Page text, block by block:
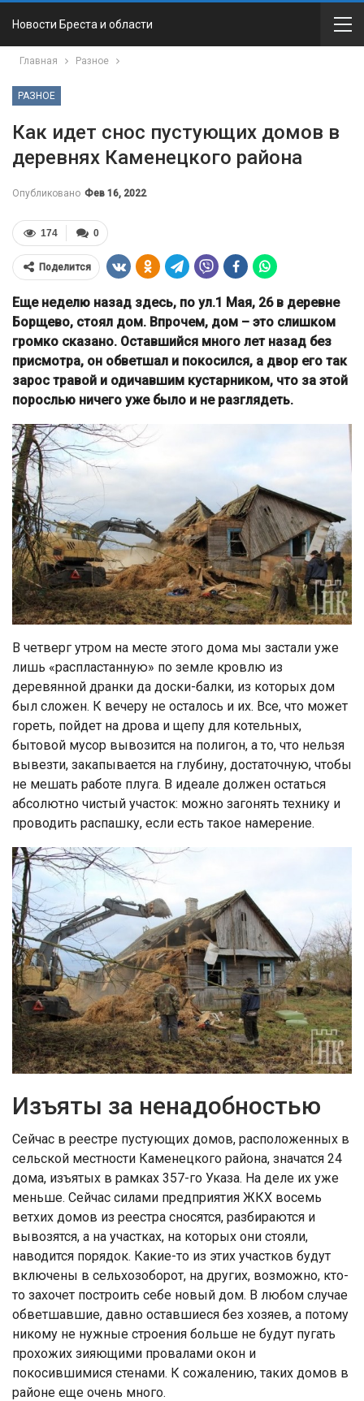
Новости Бреста и области
Главная Разное
РАЗНОЕ
Как идет снос пустующих домов в
деревнях Каменецкого района
Опубликовано Фев 16, 2022
0
174
Поделится
Еще неделю назад здесь, по ул.1 Мая, 26 в деревне
Борщево, стоял дом. Впрочем, дом – это слишком
громко сказано. Оставшийся много лет назад без
присмотра, он обветшал и покосился, а двор его так
зарос травой и одичавшим кустарником, что за этой
порослью ничего уже было и не разглядеть.
В четверг утром на месте этого дома мы застали уже
лишь «распластанную» по земле кровлю из
деревянной дранки да доски-балки, из которых дом
был сложен. К вечеру не осталось и их. Все, что может
гореть, пойдет на дрова и щепу для котельных,
бытовой мусор вывозится на полигон, а то, что нельзя
вывезти, закапывается на глубину, достаточную, чтобы
не мешать работе плуга. В идеале должен остаться
абсолютно чистый участок: можно загонять технику и
проводить распашку, если есть такое намерение.
Изъяты за ненадобностью
Сейчас в реестре пустующих домов, расположенных в
сельской местности Каменецкого района, значатся 24
дома, изъятых в рамках 357-го Указа. На деле их уже
меньше. Сейчас силами предприятия ЖКХ восемь
ветхих домов из реестра сносятся, разбираются и
вывозятся, а на участках, на которых они стояли,
наводится порядок. Какие-то из этих участков будут
включены в сельхозоборот, на других, возможно, кто-
то захочет построить себе новый дом. В любом случае
обветшавшие, давно оставшиеся без хозяев, а потому
никому не нужные строения больше не будут пугать
прохожих зияющими провалами окон и
покосившимися стенами. К сожалению, таких домов в
районе еще очень много.